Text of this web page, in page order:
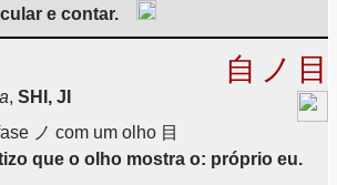
e contar.
, SHI, JI
自 ノ 目
ノ com um olho 目
que o olho mostra o: próprio eu.